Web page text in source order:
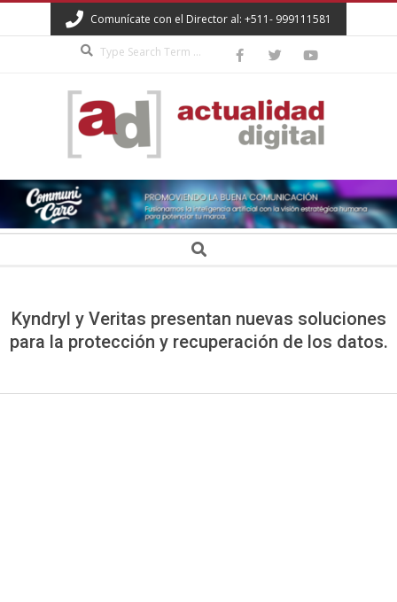
to
Comunícate con el Director al: +511- 999111581
ACTUALIDAD
DIGITAL Search
Kyndryl y Veritas presentan nuevas soluciones
para la protección y recuperación de los datos.